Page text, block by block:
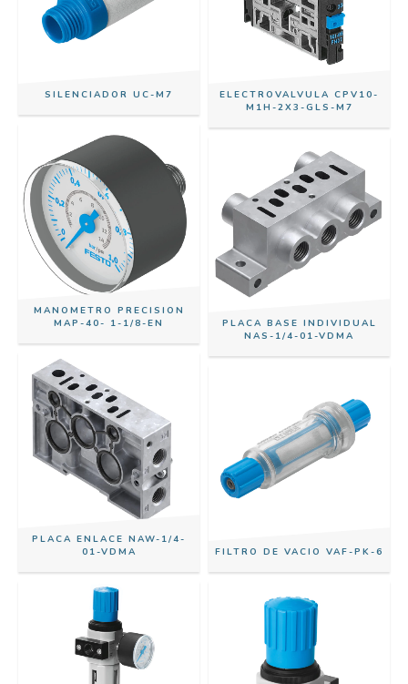
SILENCIADOR UC-M7
ELECTROVALVULA CPV10-
M1H-2X3-GLS-M7
MANOMETRO PRECISION
MAP-40- 1-1/8-EN
PLACA BASE INDIVIDUAL
NAS-1/4-01-VDMA
PLACA ENLACE NAW-1/4-
01-VDMA
FILTRO DE VACIO VAF-PK-6